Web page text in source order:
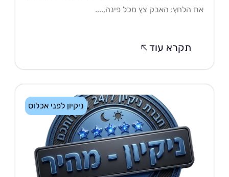
הלחץ: האבק צץ מכל פינה,....
תקרא עוד
ניקיון לפני אכלוס